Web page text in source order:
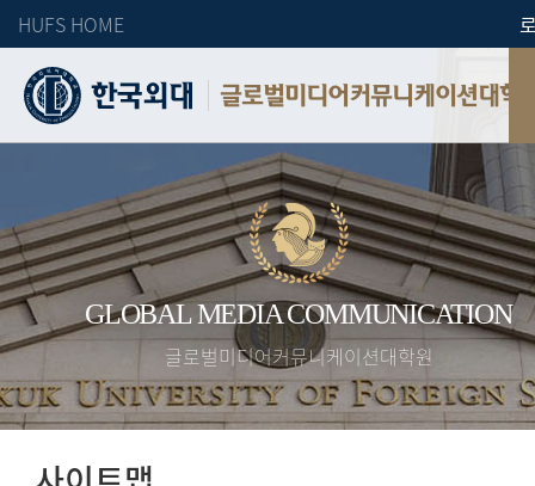
HUFS HOME
글로벌미디어커뮤니케이션대학
GLOBAL MEDIA COMMUNICATION
글로벌미디어커뮤니케이션대학원